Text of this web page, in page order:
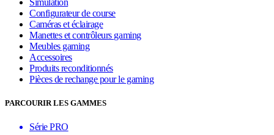
Configurateur de course
Caméras et éclairage
Manettes et contrôleurs gaming
Meubles gaming
Accessoires
Produits reconditionnés
Pièces de rechange pour le gaming
PARCOURIR LES GAMMES
Série PRO